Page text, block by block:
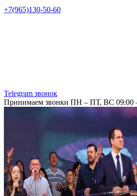
+7(965)130-50-60
Telegram звонок
Принимаем звонки ПН – ПТ, ВС 09:00